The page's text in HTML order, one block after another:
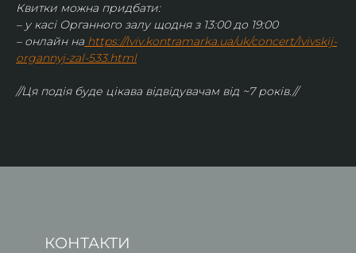
Квитки можна придбати:
– у касі Органного залу щодня з 13:00 до 19:00
– онлайн на https://lviv.kontramarka.ua/uk/concert/lvivskij-
organnyj-zal-533.html
//Ця подія буде цікава відвідувачам від ~7 років.//
КОНТАКТИ